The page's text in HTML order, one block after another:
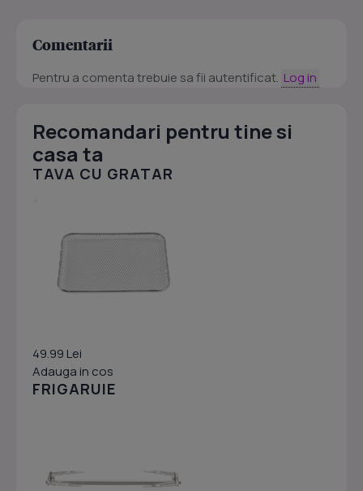
Comentarii
Pentru a comenta trebuie sa fii autentificat. Log in
Recomandari pentru tine si
casa ta
TAVA CU GRATAR
49.99 Lei
Adauga in cos
FRIGARUIE